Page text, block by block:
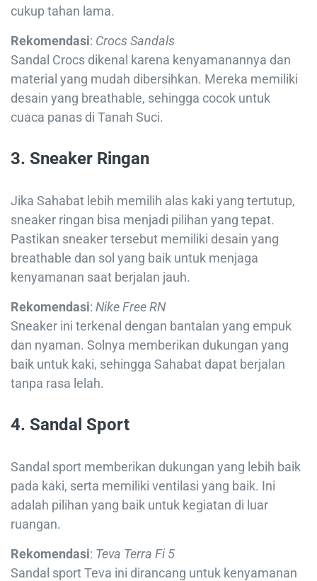
cukup tahan lama.
Rekomendasi: Crocs Sandals
Sandal Crocs dikenal karena kenyamanannya dan
material yang mudah dibersihkan. Mereka memiliki
desain yang breathable, sehingga cocok untuk
cuaca panas di Tanah Suci.
3. Sneaker Ringan
Jika Sahabat lebih memilih alas kaki yang tertutup,
sneaker ringan bisa menjadi pilihan yang tepat.
Pastikan sneaker tersebut memiliki desain yang
breathable dan sol yang baik untuk menjaga
kenyamanan saat berjalan jauh.
Rekomendasi: Nike Free RN
Sneaker ini terkenal dengan bantalan yang empuk
dan nyaman. Solnya memberikan dukungan yang
baik untuk kaki, sehingga Sahabat dapat berjalan
tanpa rasa lelah.
4. Sandal Sport
Sandal sport memberikan dukungan yang lebih baik
pada kaki, serta memiliki ventilasi yang baik. Ini
adalah pilihan yang baik untuk kegiatan di luar
ruangan.
Rekomendasi: Teva Terra Fi 5
Sandal sport Teva ini dirancang untuk kenyamanan